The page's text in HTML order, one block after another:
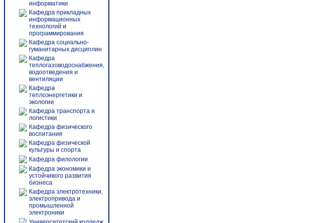
информатики
Кафедра прикладных
информационных
технологий и
программирования
Кафедра социально-
гуманитарных дисциплин
Кафедра
теплогазоводоснабжения,
водоотведения и
вентиляции
Кафедра
теплоэнергетики и
экологии
Кафедра транспорта и
логистики
Кафедра физического
воспитания
Кафедра физической
культуры и спорта
Кафедра филологии
Кафедра экономики и
устойчивого развития
бизнеса
Кафедра электротехники,
электропривода и
промышленной
электроники